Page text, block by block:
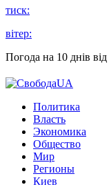
тиск:
вітер:
Погода на 10 днів від
Политика
Власть
Экономика
Общество
Мир
Регионы
Киев